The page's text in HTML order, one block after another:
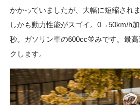
かかっていましたが、大幅に短縮されま
しかも動力性能がスゴイ。0→50km/h
秒。ガソリン車の600cc並みです。最
クします。